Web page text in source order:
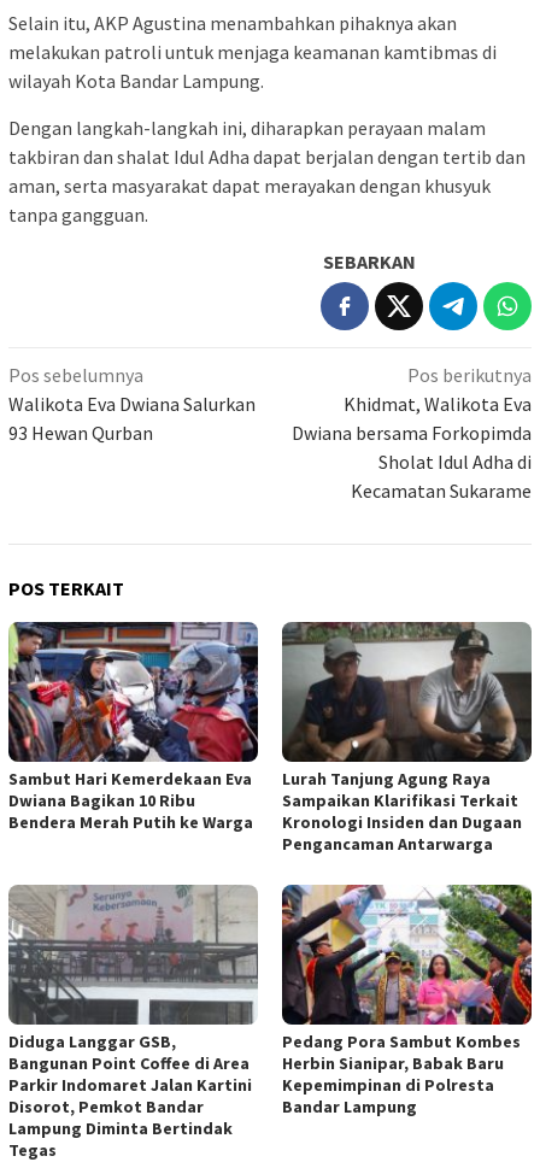
Selain itu, AKP Agustina menambahkan pihaknya akan
melakukan patroli untuk menjaga keamanan kamtibmas di
wilayah Kota Bandar Lampung.
Dengan langkah-langkah ini, diharapkan perayaan malam
takbiran dan shalat Idul Adha dapat berjalan dengan tertib dan
aman, serta masyarakat dapat merayakan dengan khusyuk
tanpa gangguan.
SEBARKAN
Navigasi
pos
Pos sebelumnya
Walikota Eva Dwiana Salurkan
93 Hewan Qurban
Pos berikutnya
Khidmat, Walikota Eva
Dwiana bersama Forkopimda
Sholat Idul Adha di
Kecamatan Sukarame
POS TERKAIT
Sambut Hari Kemerdekaan Eva
Dwiana Bagikan 10 Ribu
Bendera Merah Putih ke Warga
Lurah Tanjung Agung Raya
Sampaikan Klarifikasi Terkait
Kronologi Insiden dan Dugaan
Pengancaman Antarwarga
Diduga Langgar GSB,
Bangunan Point Coffee di Area
Parkir Indomaret Jalan Kartini
Disorot, Pemkot Bandar
Lampung Diminta Bertindak
Tegas
Pedang Pora Sambut Kombes
Herbin Sianipar, Babak Baru
Kepemimpinan di Polresta
Bandar Lampung